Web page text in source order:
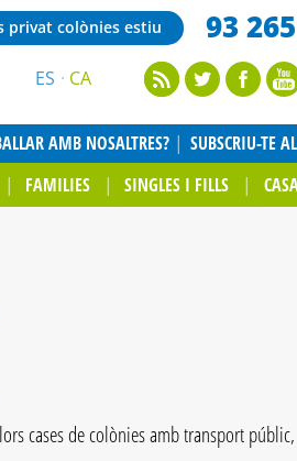
privat colònies estiu 93
ES CA
AMB NOSALTRES?
SUBSCRIU-TE
FAMILIES SINGLES I FILLS
cases de colònies amb transport